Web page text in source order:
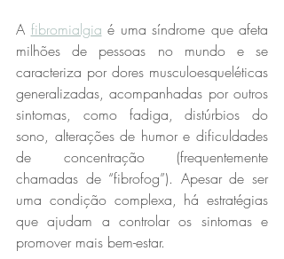
A fibromialgia é uma síndrome que afeta
milhões de pessoas no mundo e se
caracteriza por dores musculoesqueléticas
generalizadas, acompanhadas por outros
sintomas, como fadiga, distúrbios do
sono, alterações de humor e dificuldades
de concentração (frequentemente
chamadas de “fibrofog”). Apesar de ser
uma condição complexa, há estratégias
que ajudam a controlar os sintomas e
promover mais bem-estar.